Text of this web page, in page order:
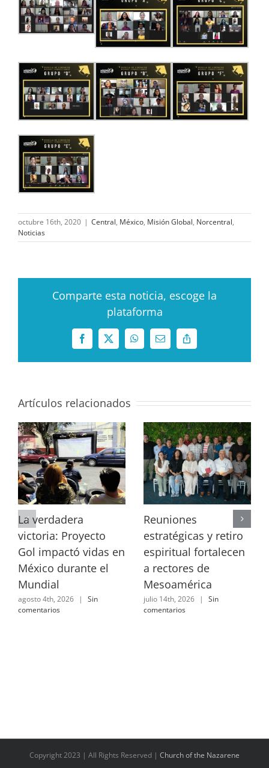
octubre 16th, 2020 | Central, México, Misión Global, Norcentral,
Noticias
Comparte esta noticia, escoge la
plataforma
Facebook
X WhatsAppCorreoCopy
Artículos relacionados
La verdadera
victoria: Proyecto
Gol impactó vidas en
México durante el
Mundial
agosto 4th, 2026 |
Sin
comentarios
Reuniones
estratégicas y retiro
espiritual fortalecen
a rectores de
Mesoamérica
julio 14th, 2026 |
Sin
comentarios
Copyright 2023 | All Rights Reserved | Church of the Nazarene